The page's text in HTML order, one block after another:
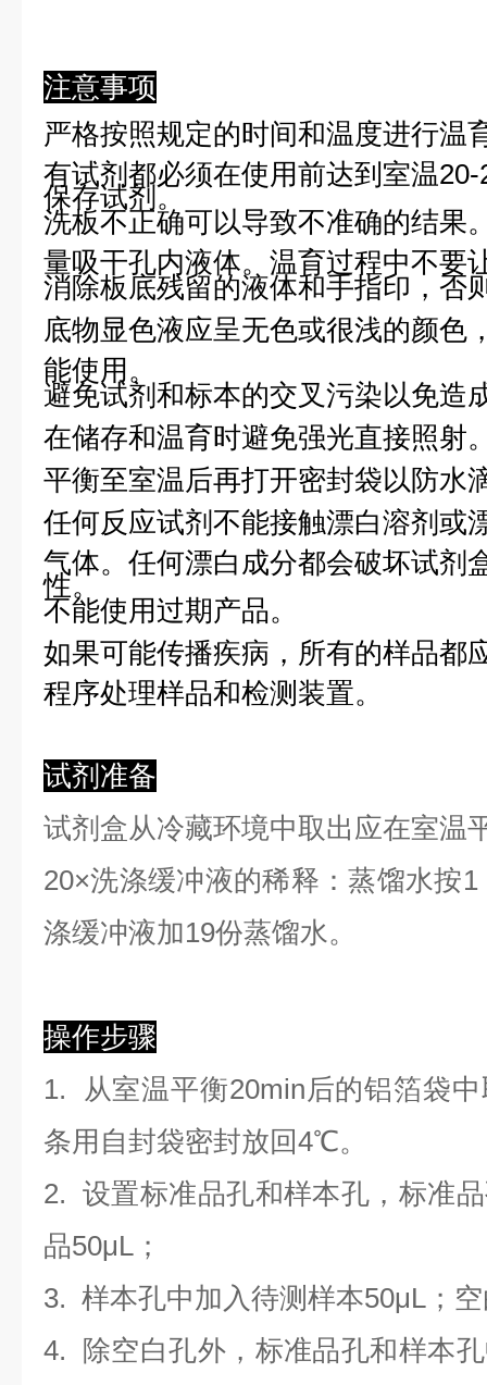
注意事项
严格按照规定的时间和温度进行温
有试剂都必须在使用前达到室温
保存试剂。
洗板不正确可以导致不准确的结果
量吸干孔内液体。温育过程中不要
消除板底残留的液体和手指印，否
底物显色液应呈无色或很浅的颜色
能使用。
避免试剂和标本的交叉污染以免造
在储存和温育时避免强光直接照射
平衡至室温后再打开密封袋以防水
任何反应试剂不能接触漂白溶剂或
气体。任何漂白成分都会破坏试剂
性。
不能使用过期产品。
如果可能传播疾病，所有的样品都
程序处理样品和检测装置。
试剂准备
试剂盒从冷藏环境中取出应在室温
20×洗涤缓冲液的稀释：蒸馏水按
涤缓冲液加19份蒸馏水。
操作步骤
1. 从室温平衡20min后的铝箔袋
条用自封袋密封放回4℃。
2. 设置标准品孔和样本孔，标准
品50μL；
3. 样本孔中加 入待测样本50μL；
4.
除空白孔外，标准品孔和样本